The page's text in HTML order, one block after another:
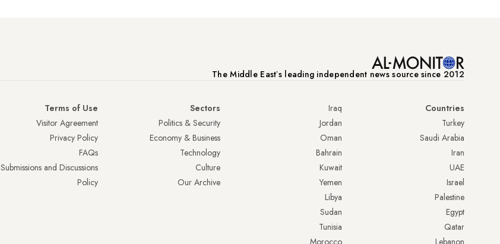
The Middle Eastʼs leading independent news source since 2012
Countries
Turkey
Saudi Arabia
Iran
UAE
Israel
Palestine
Egypt
Qatar
Iraq
Jordan
Oman
Bahrain
Kuwait
Yemen
Libya
Sudan
Tunisia
Sectors
Politics & Security
Economy & Business
Technology
Culture
Our Archive
Terms of Use
Visitor Agreement
Privacy Policy
FAQs
Submissions and Discussions
Policy